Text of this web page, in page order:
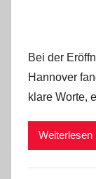
Bei der
Hannover
klare Worte,
Weiterlesen